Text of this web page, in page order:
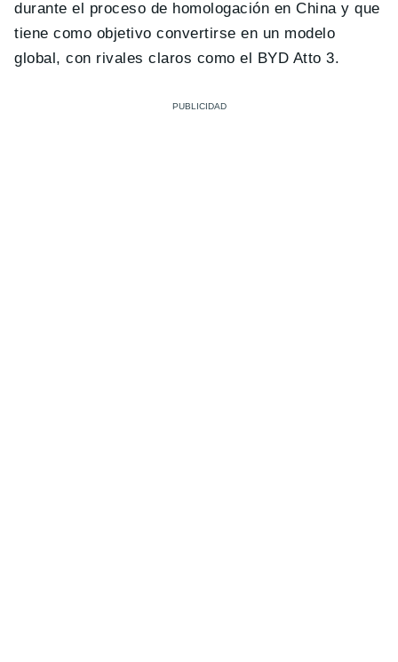
durante el proceso de homologación en China y que
tiene como objetivo convertirse en un modelo
global, con rivales claros como el BYD Atto 3.